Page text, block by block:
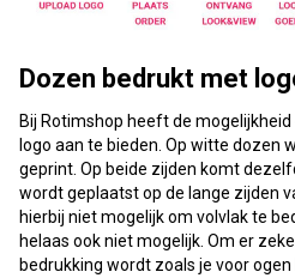
Dozen bedrukt met
Bij Rotimshop heeft de
logo aan te bieden. Op witte dozen
geprint. Op beide zijden komt
wordt geplaatst op de lange zijden
hierbij niet mogelijk om volvlak te
helaas ook niet mogelijk. Om er
bedrukking wordt zoals je voor